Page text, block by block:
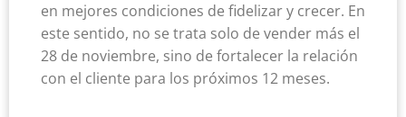
en mejores condiciones de fidelizar y crecer. En
este sentido, no se trata solo de vender más el
28 de noviembre, sino de fortalecer la relación
con el cliente para los próximos 12 meses.